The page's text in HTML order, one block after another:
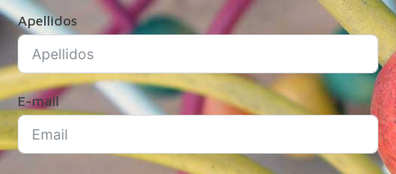
Apellidos
E-mail